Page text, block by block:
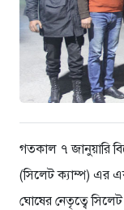
গতকাল ৭ জানুয়ারি
(সিলেট ক্যাম্প) এর
ঘোষের নেতৃত্বে